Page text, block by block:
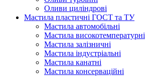
Оливи циліндрові
Мастила пластичні ГОСТ та ТУ
Мастила автомобільні
Мастила високотемпературні
Мастила залізничні
Мастила індустріальні
Мастила канатні
Мастила консерваційні